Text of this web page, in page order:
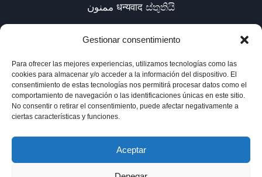
Gestionar consentimiento
Para ofrecer las mejores experiencias, utilizamos tecnologías como las
cookies para almacenar y/o acceder a la información del dispositivo. El
consentimiento de estas tecnologías nos permitirá procesar datos como el
comportamiento de navegación o las identificaciones únicas en este sitio.
No consentir o retirar el consentimiento, puede afectar negativamente a
ciertas características y funciones.
Aceptar
ممنون धन्यवाद ස්තුතියි
Inicio Biblioteca Parábolas TV
Comunidad
Esencia
Blog
Política de privacidad
Aviso legal
Política de cookies (UE)